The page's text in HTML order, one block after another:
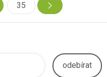
35
odebírat